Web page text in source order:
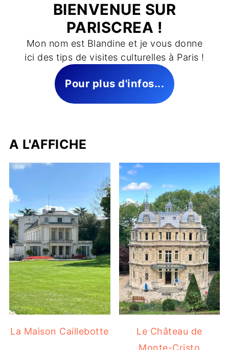
BIENVENUE SUR
PARISCREA !
Mon nom est Blandine et je vous donne
ici des tips de visites culturelles à Paris !
Pour plus d'infos...
A L'AFFICHE
La Maison Caillebotte
Le Château de
Monte-Cristo